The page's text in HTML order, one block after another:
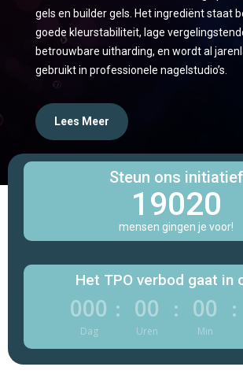
gels en builder gels. Het ingrediënt staat
goede kleurstabiliteit, lage
betrouwbare uitharding, en wordt al
gebruikt in professionele nagelstudio’s.
Lees Meer
Steun ons initiatief
19020
mensen gingen je voor!
Het TPO verbod gaat in
000
Dag
: 00
Uren
: 00
Min
: